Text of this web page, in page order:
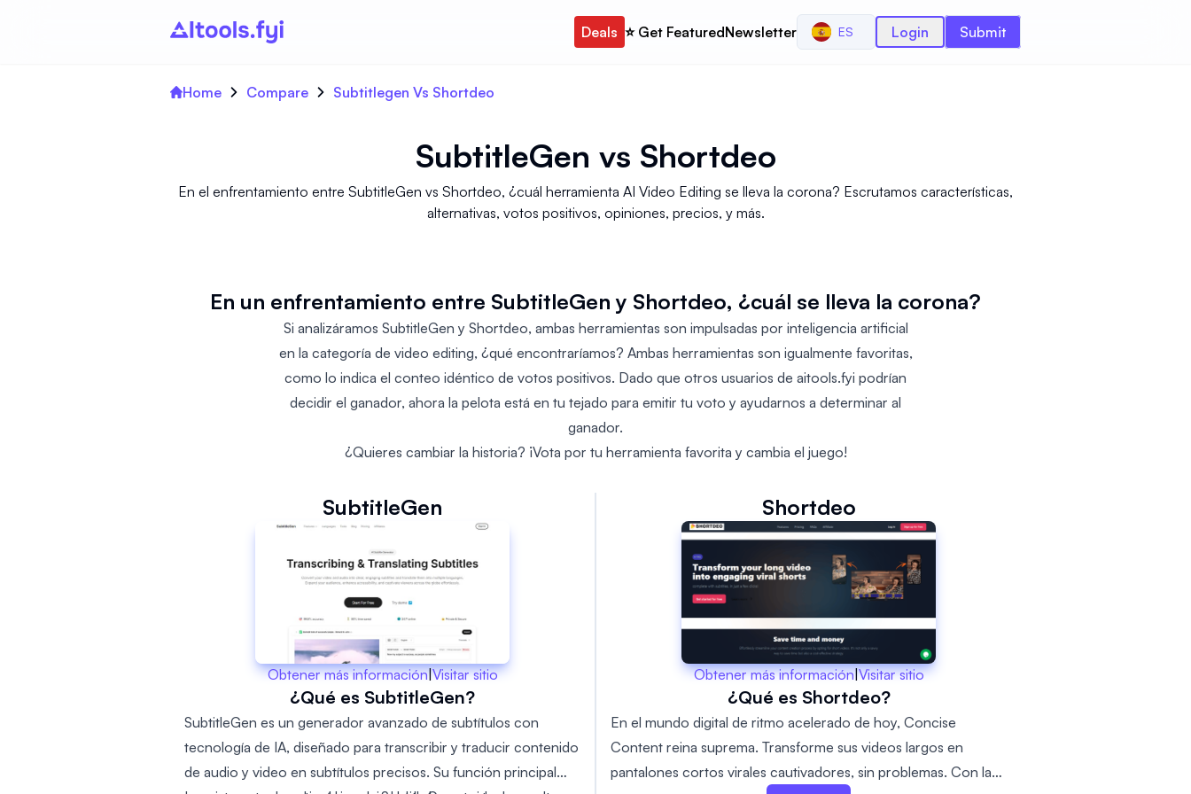
Deals ⭐️ Get FeaturedNewsletter ES Login Submit
Home Compare Subtitlegen Vs Shortdeo
SubtitleGen vs Shortdeo
En el enfrentamiento entre SubtitleGen vs Shortdeo, ¿cuál herramienta AI Video Editing se lleva la corona? Escrutamos características,
alternativas, votos positivos, opiniones, precios, y más.
En un enfrentamiento entre SubtitleGen y Shortdeo, ¿cuál se lleva la corona?
Si analizáramos SubtitleGen y Shortdeo, ambas herramientas son impulsadas por inteligencia artificial
en la categoría de video editing, ¿qué encontraríamos? Ambas herramientas son igualmente favoritas,
como lo indica el conteo idéntico de votos positivos. Dado que otros usuarios de aitools.fyi podrían
decidir el ganador, ahora la pelota está en tu tejado para emitir tu voto y ayudarnos a determinar al
ganador.
¿Quieres cambiar la historia? ¡Vota por tu herramienta favorita y cambia el juego!
SubtitleGen
Obtener más información|Visitar sitio
¿Qué es SubtitleGen?
SubtitleGen es un generador avanzado de subtítulos con
tecnología de IA, diseñado para transcribir y traducir contenido
de audio y video en subtítulos precisos. Su función principal
Shortdeo
Obtener más información|Visitar sitio
¿Qué es Shortdeo?
En el mundo digital de ritmo acelerado de hoy, Concise
Content reina suprema. Transforme sus videos largos en
pantalones cortos virales cautivadores, sin problemas. Con la